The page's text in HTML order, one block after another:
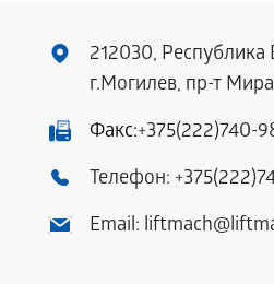
212030, Республика
г.Могилев, пр-т
Факс:+375(222)740-
Телефон:
Email: